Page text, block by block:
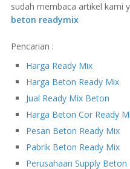
sudah membaca artikel kami
beton readymix
Pencarian :
Harga Ready Mix
Harga Beton Ready Mix
Jual Ready Mix Beton
Harga Beton Cor Ready
Pesan Beton Ready Mix
Pabrik Beton Ready Mix
Perusahaan Supply Beton